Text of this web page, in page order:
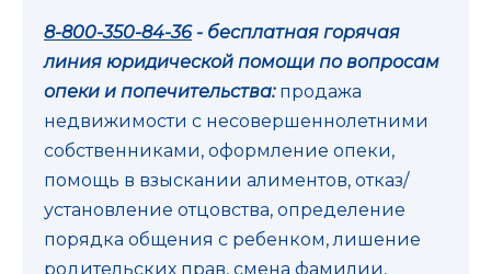
8-800-350-84-36- бесплатная горячая
линия юридической помощи по вопросам
опеки и попечительства: продажа
недвижимости с несовершеннолетними
собственниками, оформление опеки,
помощь в взыскании алиментов, отказ/
установление отцовства, определение
порядка общения с ребенком, лишение
родительских прав, смена фамилии,